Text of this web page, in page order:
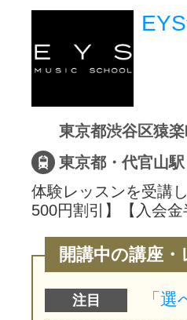
東京都・代官山駅
体験レッスンを受講
500円割引】【入会
開講中の講座
注目